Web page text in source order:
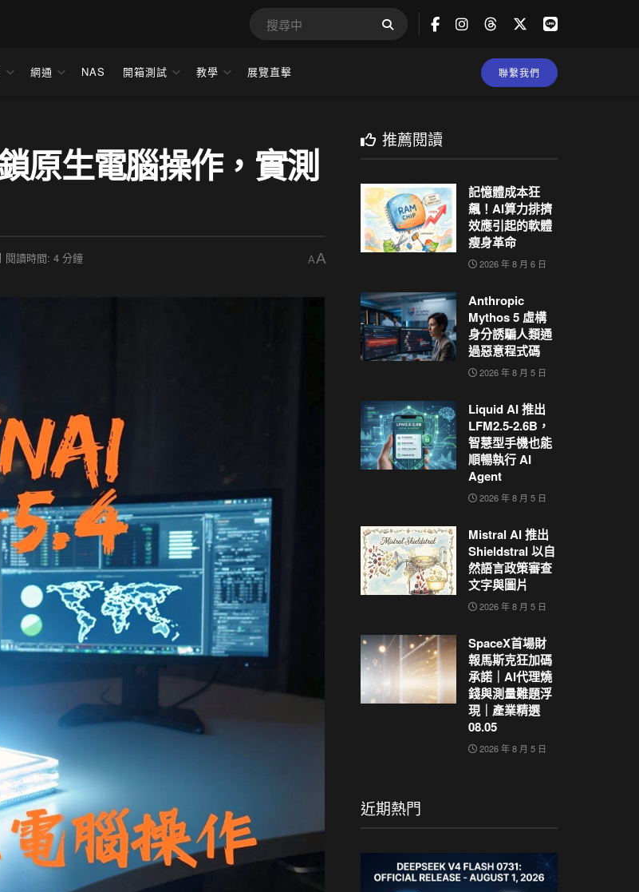
網通 NAS 開箱測試 教學 展覽直擊 聯繫我們
原生電腦操作，實測
閱讀時間: 4 分鐘 AA
推薦閱讀
記憶體成本狂
飆！AI算力排擠
效應引起的軟體
瘦身革命
2026 年 8 月 6 日
Anthropic
Mythos 5 虛構
身分誘騙人類通
過惡意程式碼
2026 年 8 月 5 日
Liquid AI 推出
LFM2.5-2.6B，
智慧型手機也能
順暢執行 AI
Agent
2026 年 8 月 5 日
Mistral AI 推出
Shieldstral 以自
然語言政策審查
文字與圖片
2026 年 8 月 5 日
SpaceX首場財
報馬斯克狂加碼
承諾｜AI代理燒
錢與測量難題浮
現｜產業精選
08.05
2026 年 8 月 5 日
近期熱門